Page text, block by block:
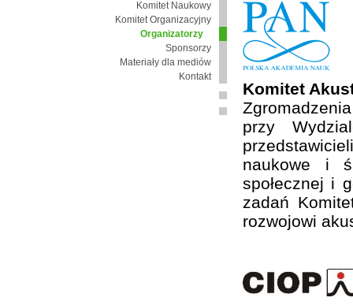
Komitet Naukowy
Komitet Organizacyjny
Organizatorzy
Sponsorzy
Materiały dla mediów
Kontakt
Komitet
przy
naukowe i
społecznej i
zadań
rozwojowi